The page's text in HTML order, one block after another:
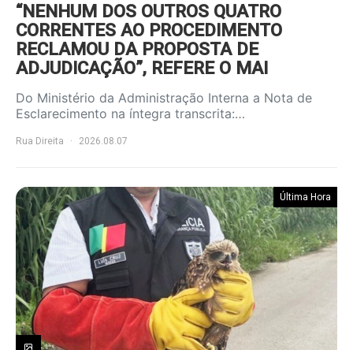
“NENHUM DOS OUTROS QUATRO
CORRENTES AO PROCEDIMENTO
RECLAMOU DA PROPOSTA DE
ADJUDICAÇÃO”, REFERE O MAI
Do Ministério da Administração Interna a Nota de
Esclarecimento na íntegra transcrita:…
Rua Direita 2026.08.07
Última Hora